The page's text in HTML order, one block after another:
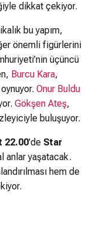
dikkat çekiyor.
bu yapım,
önemli figürlerini
üçüncü
Burcu Kara,
oynuyor. Onur Buldu
Gökşen Ateş,
buluşuyor.
22.00'de Star
anlar yaşatacak.
hem de